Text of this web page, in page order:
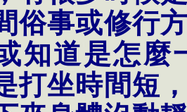
俗事或修行
知道是怎麼
打坐時間短